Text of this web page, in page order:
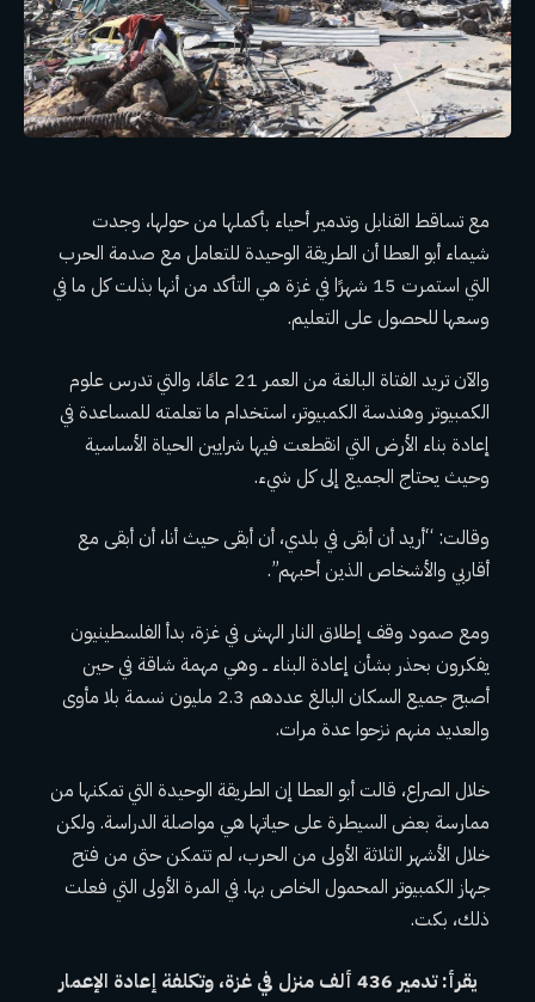
مع تساقط القنابل وتدمير أحياء بأكملها من حولها، وجدت
شيماء أبو العطا أن الطريقة الوحيدة للتعامل مع صدمة الحرب
التي استمرت 15 شهرًا في غزة هي التأكد من أنها بذلت كل ما في
وسعها للحصول على التعليم.
والآن تريد الفتاة البالغة من العمر 21 عامًا، والتي تدرس علوم
الكمبيوتر وهندسة الكمبيوتر، استخدام ما تعلمته للمساعدة في
إعادة بناء الأرض التي انقطعت فيها شرايين الحياة الأساسية
وحيث يحتاج الجميع إلى كل شيء.
وقالت: “أريد أن أبقى في بلدي، أن أبقى حيث أنا، أن أبقى مع
أقاربي والأشخاص الذين أحبهم”.
ومع صمود وقف إطلاق النار الهش في غزة، بدأ الفلسطينيون
يفكرون بحذر بشأن إعادة البناء ــ وهي مهمة شاقة في حين
أصبح جميع السكان البالغ عددهم 2.3 مليون نسمة بلا مأوى
والعديد منهم نزحوا عدة مرات.
خلال الصراع، قالت أبو العطا إن الطريقة الوحيدة التي تمكنها من
ممارسة بعض السيطرة على حياتها هي مواصلة الدراسة. ولكن
خلال الأشهر الثلاثة الأولى من الحرب، لم تتمكن حتى من فتح
جهاز الكمبيوتر المحمول الخاص بها. في المرة الأولى التي فعلت
ذلك، بكت.
يقرأ:
تدمير 436 ألف منزل في غزة، وتكلفة إعادة الإعمار